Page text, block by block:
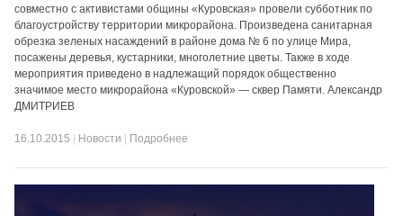
совместно с активистами общины «Куровская» провели субботник по
благоустройству территории микрорайона. Произведена санитарная
обрезка зеленых насаждений в районе дома № 6 по улице Мира,
посажены деревья, кустарники, многолетние цветы. Также в ходе
мероприятия приведено в надлежащий порядок общественно
значимое место микрорайона «Куровской» — сквер Памяти. Александр
ДМИТРИЕВ
16.10.2015 Новости Подробнее